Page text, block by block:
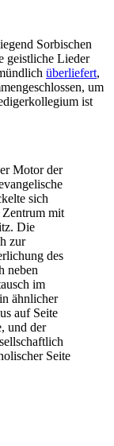
Sorbischen
geistliche Lieder
überliefert,
um
ist
Motor der
sich
mit
Die
zur
des
neben
im
ähnlicher
auf Seite
und der
Seite